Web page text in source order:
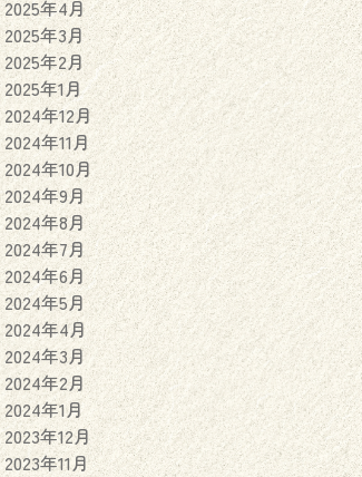
2025年4月
2025年3月
2025年2月
2025年1月
2024年12月
2024年11月
2024年10月
2024年9月
2024年8月
2024年7月
2024年6月
2024年5月
2024年4月
2024年3月
2024年2月
2024年1月
2023年12月
2023年11月